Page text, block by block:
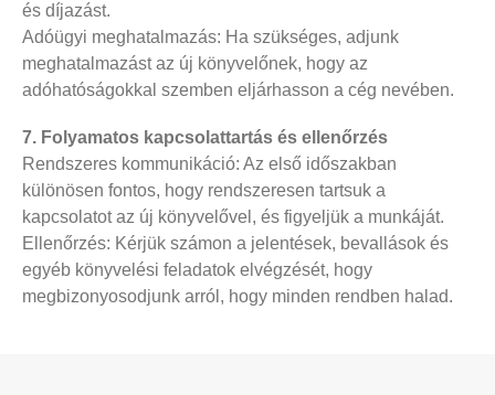
és díjazást.
Adóügyi meghatalmazás: Ha szükséges, adjunk
meghatalmazást az új könyvelőnek, hogy az
adóhatóságokkal szemben eljárhasson a cég nevében.
7. Folyamatos kapcsolattartás és ellenőrzés
Rendszeres kommunikáció: Az első időszakban
különösen fontos, hogy rendszeresen tartsuk a
kapcsolatot az új könyvelővel, és figyeljük a munkáját.
Ellenőrzés: Kérjük számon a jelentések, bevallások és
egyéb könyvelési feladatok elvégzését, hogy
megbizonyosodjunk arról, hogy minden rendben halad.